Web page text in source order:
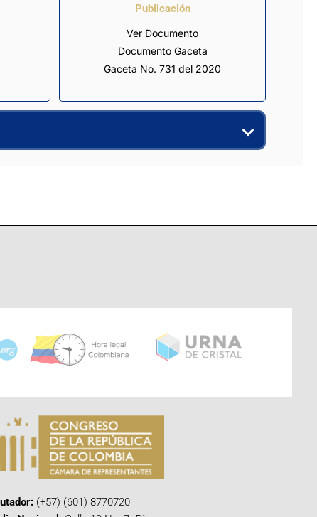
Publicación
Ver Documento
Documento Gaceta
Gaceta No. 731 del 2020
(+57) (601) 8770720